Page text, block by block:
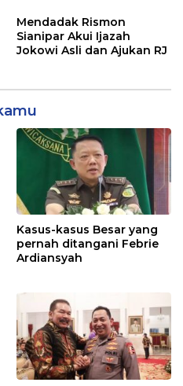
Mendadak Rismon
Sianipar Akui Ijazah
Jokowi Asli dan Ajukan RJ
Kasus-kasus Besar yang
pernah ditangani Febrie
Ardiansyah